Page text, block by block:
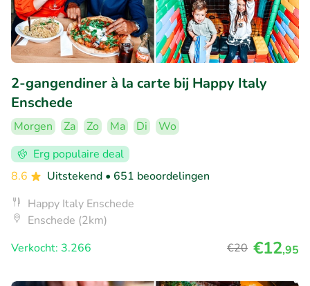
2-gangendiner à la carte bij Happy Italy
Enschede
Morgen Za Zo Ma Di
Wo
Erg populaire deal
8.6
Uitstekend • 651 beoordelingen
Happy Italy Enschede
Enschede (2km)
Verkocht: 3.266
€20 €12,95